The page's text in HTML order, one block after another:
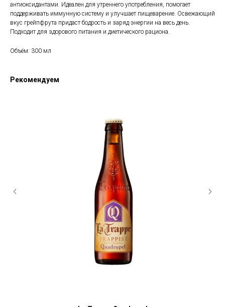
антиоксидантами. Идеален для утреннего употребления, помогает
поддерживать иммунную систему и улучшает пищеварение. Освежающий
вкус грейпфрута придаст бодрость и заряд энергии на весь день.
Подходит для здорового питания и диетического рациона.
Объём: 300 мл
Рекомендуем